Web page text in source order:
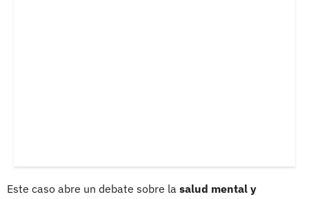
Este caso abre un debate sobre la salud mental y